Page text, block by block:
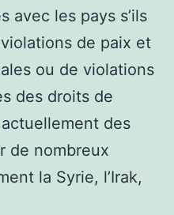
avec les pays s’ils
de paix et
ou de violations
des droits de
actuellement des
de nombreux
la Syrie, l’Irak,